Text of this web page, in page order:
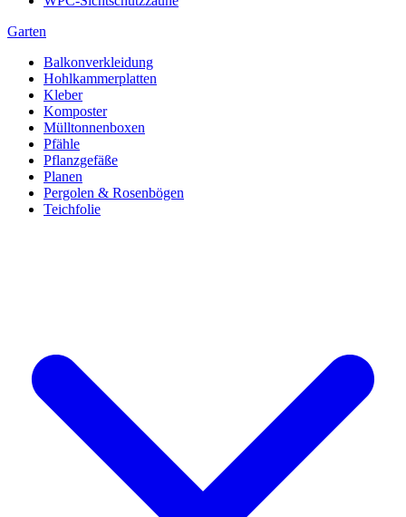
Garten
Balkonverkleidung
Hohlkammerplatten
Kleber
Komposter
Mülltonnenboxen
Pfähle
Pflanzgefäße
Planen
Pergolen & Rosenbögen
Teichfolie